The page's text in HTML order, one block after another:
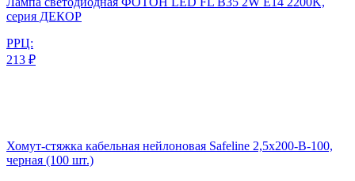
серия ДЕКОР
РРЦ:
213 ₽
Хомут-стяжка кабельная нейлоновая Safeline 2,5x200-В-100,
черная (100 шт.)